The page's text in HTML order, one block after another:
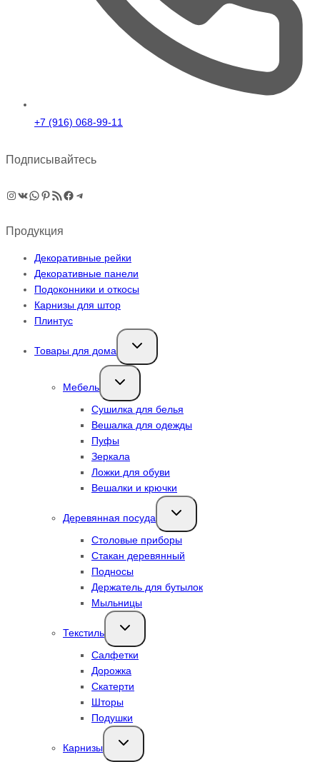
+7 (916) 068-99-11
Подписывайтесь
Instagram
ВКонтакте
WhatsApp
Pinterest
RSS-рассылка
Facebook
Telegram
Продукция
Декоративные рейки
Декоративные панели
Подоконники и откосы
Карнизы для штор
Плинтус
Товары для дома
Переключить
дочернее
Мебель
Переключить
дочернее
Сушилка для белья
Вешалка для одежды
Пуфы
Зеркала
Ложки для обуви
Вешалки и крючки
Деревянная посуда
Переключить
дочернее
Столовые приборы
Стакан деревянный
Подносы
Держатель для бутылок
Мыльницы
Текстиль
Переключить
дочернее
Салфетки
Дорожка
Скатерти
Шторы
Подушки
Карнизы
Переключить
дочернее